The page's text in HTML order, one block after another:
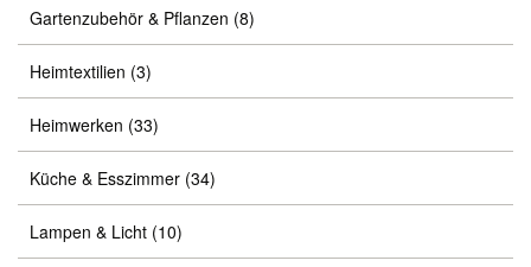
Gartenzubehör & Pflanzen (8)
Heimtextilien (3)
Heimwerken (33)
Küche & Esszimmer (34)
Lampen & Licht (10)